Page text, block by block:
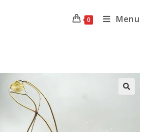
0 Menu